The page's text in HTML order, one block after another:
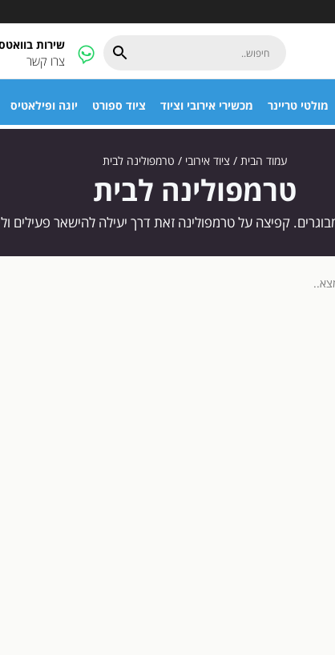
שירות
צרו קשר
מולטי טריינר מכשירי אירובי וציוד ציוד ספורט יוגה ופילאטיס
עמוד הבית / ציוד אירובי / טרמפולינה לבית
טרמפולינה לבית
קפיצה על טרמפולינה זאת דרך יעילה להישאר פעילים